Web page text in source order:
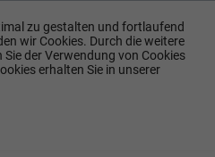
zu gestalten und fortlaufend
wir Cookies. Durch die weitere
der Verwendung von Cookies
erhalten Sie in unserer